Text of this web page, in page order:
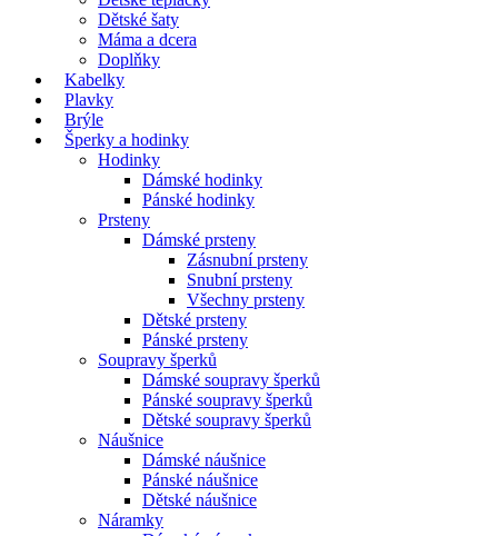
Dětské šaty
Máma a dcera
Doplňky
Kabelky
Plavky
Brýle
Šperky a hodinky
Hodinky
Dámské hodinky
Pánské hodinky
Prsteny
Dámské prsteny
Zásnubní prsteny
Snubní prsteny
Všechny prsteny
Dětské prsteny
Pánské prsteny
Soupravy šperků
Dámské soupravy šperků
Pánské soupravy šperků
Dětské soupravy šperků
Náušnice
Dámské náušnice
Pánské náušnice
Dětské náušnice
Náramky